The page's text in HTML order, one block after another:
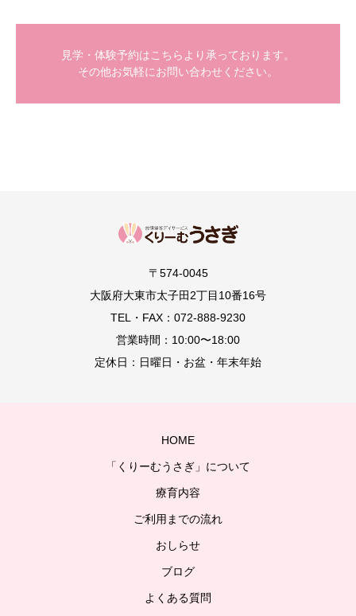
見学・体験予約はこちらより承っております。
その他お気軽にお問い合わせください。
〒574-0045
大阪府大東市太子田2丁目10番16号
TEL・FAX：072-888-9230
営業時間：10:00〜18:00
定休日：日曜日・お盆・年末年始
HOME
「くりーむうさぎ」について
療育内容
ご利用までの流れ
おしらせ
ブログ
よくある質問